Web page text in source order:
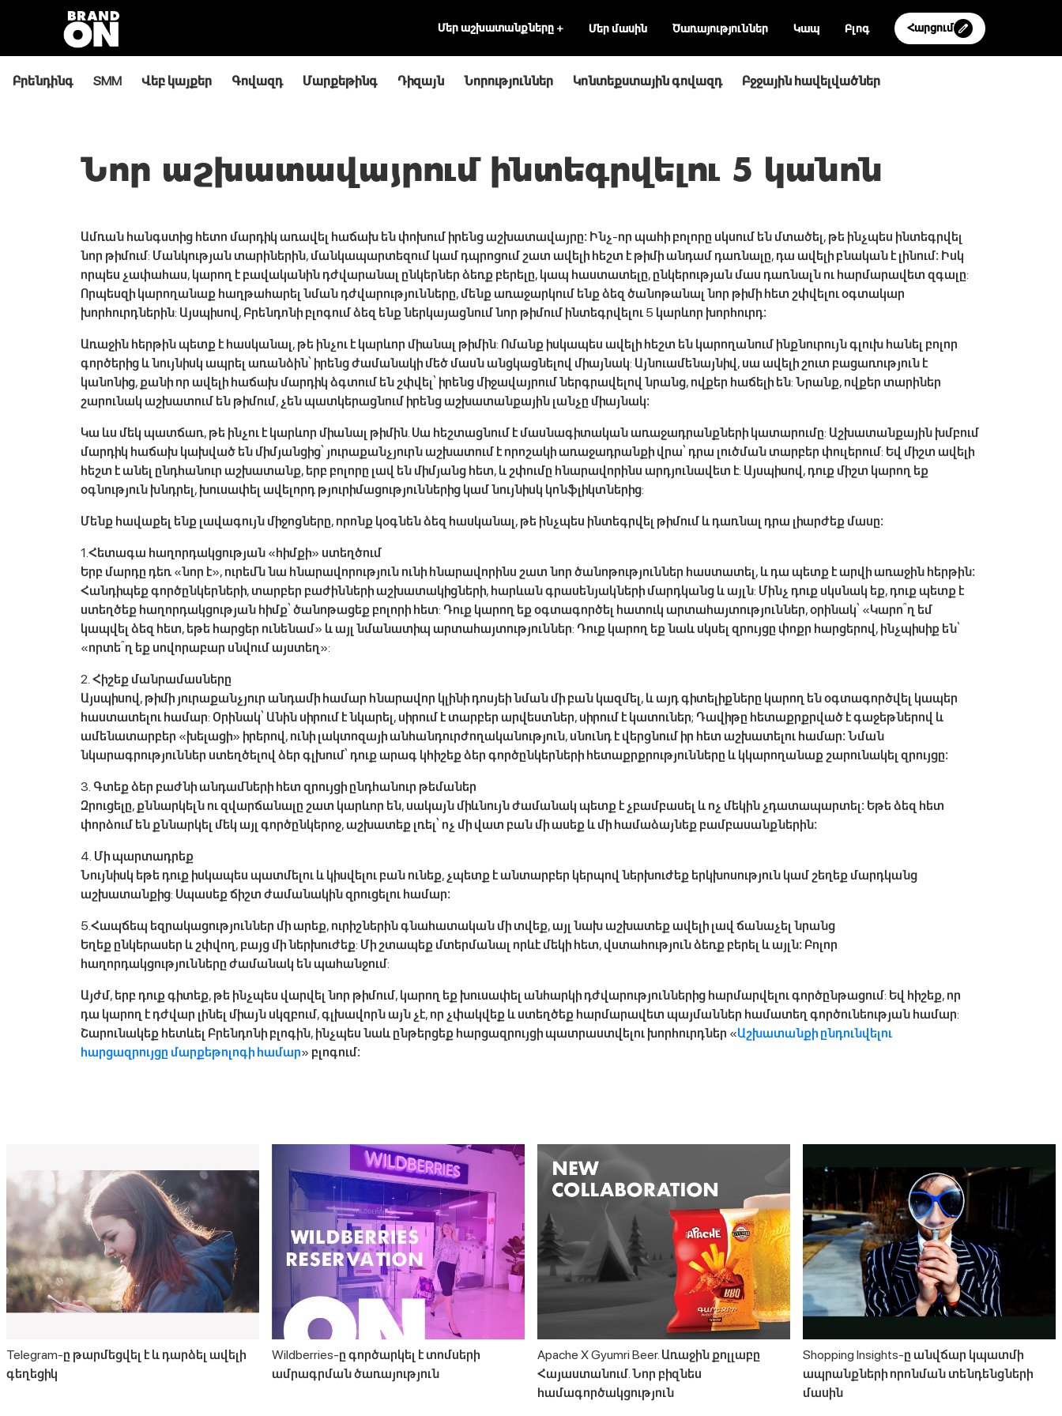
Մեր աշխատանքները + Մեր մասին Ծառայություններ Կապ Բլոգ Հարցում
Բրենդինգ SMM Վեբ կայքեր Գովազդ Մարքեթինգ Դիզայն Նորություններ Կոնտեքստային գովազդ Բջջային հավելվածներ
Նոր աշխատավայրում ինտեգրվելու 5 կանոն
Ամռան հանգստից հետո մարդիկ առավել հաճախ են փոխում իրենց աշխատավայրը։ Ինչ-որ պահի բոլորը սկսում են մտածել, թե ինչպես ինտեգրվել
նոր թիմում: Մանկության տարիներին, մանկապարտեզում կամ դպրոցում շատ ավելի հեշտ է թիմի անդամ դառնալը, դա ավելի բնական է լինում։ Իսկ
որպես չափահաս, կարող է բավականին դժվարանալ ընկերներ ձեռք բերելը, կապ հաստատելը, ընկերության մաս դառնալն ու հարմարավետ զգալը:
Որպեսզի կարողանաք հաղթահարել նման դժվարությունները, մենք առաջարկում ենք ձեզ ծանոթանալ նոր թիմի հետ շփվելու օգտակար
խորհուրդներին: Այսպիսով, Բրենդոնի բլոգում ձեզ ենք ներկայացնում նոր թիմում ինտեգրվելու 5 կարևոր խորհուրդ։
Առաջին հերթին պետք է հասկանալ, թե ինչու է կարևոր միանալ թիմին: Ոմանք իսկապես ավելի հեշտ են կարողանում ինքնուրույն գլուխ հանել բոլոր
գործերից և նույնիսկ ապրել առանձին՝ իրենց ժամանակի մեծ մասն անցկացնելով միայնակ: Այնուամենայնիվ, սա ավելի շուտ բացառություն է
կանոնից, քանի որ ավելի հաճախ մարդիկ ձգտում են շփվել՝ իրենց միջավայրում ներգրավելով նրանց, ովքեր հաճելի են: Նրանք, ովքեր տարիներ
շարունակ աշխատում են թիմում, չեն պատկերացնում իրենց աշխատանքային լանչը միայնակ։
Կա ևս մեկ պատճառ, թե ինչու է կարևոր միանալ թիմին. Սա հեշտացնում է մասնագիտական ​​առաջադրանքների կատարումը: Աշխատանքային խմբում
մարդիկ հաճախ կախված են միմյանցից՝ յուրաքանչյուրն աշխատում է որոշակի առաջադրանքի վրա՝ դրա լուծման տարբեր փուլերում: Եվ միշտ ավելի
հեշտ է անել ընդհանուր աշխատանք, երբ բոլորը լավ են միմյանց հետ, և շփումը հնարավորինս արդյունավետ է: Այսպիսով, դուք միշտ կարող եք
օգնություն խնդրել, խուսափել ավելորդ թյուրիմացություններից կամ նույնիսկ կոնֆլիկտներից:
Մենք հավաքել ենք լավագույն միջոցները, որոնք կօգնեն ձեզ հասկանալ, թե ինչպես ինտեգրվել թիմում և դառնալ դրա լիարժեք մասը։
1․Հետագա հաղորդակցության «հիմքի» ստեղծում
Երբ մարդը դեռ «նոր է», ուրեմն նա հնարավորություն ունի հնարավորինս շատ նոր ծանոթություններ հաստատել, և դա պետք է արվի առաջին հերթին։
Հանդիպեք գործընկերների, տարբեր բաժինների աշխատակիցների, հարևան գրասենյակների մարդկանց և այլն: Մինչ դուք սկսնակ եք, դուք պետք է
ստեղծեք հաղորդակցության հիմք՝ ծանոթացեք բոլորի հետ: Դուք կարող եք օգտագործել հատուկ արտահայտություններ, օրինակ՝ «Կարո՞ղ եմ
կապվել ձեզ հետ, եթե հարցեր ունենամ» և այլ նմանատիպ արտահայտություններ: Դուք կարող եք նաև սկսել զրույցը փոքր հարցերով, ինչպիսիք են՝
«որտե՞ղ եք սովորաբար սնվում այստեղ»:
2․ Հիշեք մանրամասները
Այսպիսով, թիմի յուրաքանչյուր անդամի համար հնարավոր կլինի դոսյեի նման մի բան կազմել, և այդ գիտելիքները կարող են օգտագործվել կապեր
հաստատելու համար: Օրինակ՝ Անին սիրում է նկարել, սիրում է տարբեր արվեստներ, սիրում է կատուներ; Դավիթը հետաքրքրված է գաջեթներով և
ամենատարբեր «խելացի» իրերով, ունի լակտոզայի անհանդուրժողականություն, սնունդ է վերցնում իր հետ աշխատելու համար։ Նման
նկարագրություններ ստեղծելով ձեր գլխում՝ դուք արագ կհիշեք ձեր գործընկերների հետաքրքրությունները և կկարողանաք շարունակել զրույցը։
3․ Գտեք ձեր բաժնի անդամների հետ զրույցի ընդհանուր թեմաներ
Զրուցելը, քննարկելն ու զվարճանալը շատ կարևոր են, սակայն միևնույն ժամանակ պետք է չբամբասել և ոչ մեկին չդատապարտել։ Եթե ​​ձեզ հետ
փորձում են քննարկել մեկ այլ գործընկերոջ, աշխատեք լռել՝ ոչ մի վատ բան մի ասեք և մի համաձայնեք բամբասանքներին։
4․ Մի պարտադրեք
Նույնիսկ եթե դուք իսկապես պատմելու և կիսվելու բան ունեք, չպետք է անտարբեր կերպով ներխուժեք երկխոսություն կամ շեղեք մարդկանց
աշխատանքից: Սպասեք ճիշտ ժամանակին զրուցելու համար։
5․Հապճեպ եզրակացություններ մի արեք, ուրիշներին գնահատական ​​մի տվեք, այլ նախ աշխատեք ավելի լավ ճանաչել նրանց
Եղեք ընկերասեր և շփվող, բայց մի ներխուժեք: Մի շտապեք մտերմանալ որևէ մեկի հետ, վստահություն ձեռք բերել և այլն։ Բոլոր
հաղորդակցությունները ժամանակ են պահանջում:
Այժմ, երբ դուք գիտեք, թե ինչպես վարվել նոր թիմում, կարող եք խուսափել անհարկի դժվարություններից հարմարվելու գործընթացում: Եվ հիշեք, որ
դա կարող է դժվար լինել միայն սկզբում, գլխավորն այն չէ, որ չփակվեք և ստեղծեք հարմարավետ պայմաններ համատեղ գործունեության համար:
Շարունակեք հետևել Բրենդոնի բլոգին, ինչպես նաև ընթերցեք հարցազրույցի պատրաստվելու խորհուրդներ «Աշխատանքի ընդունվելու
հարցազրույցը մարքեթոլոգի համար» բլոգում։
Telegram-ը թարմեցվել է և դարձել ավելի
գեղեցիկ
Wildberries-ը գործարկել է տոմսերի
ամրագրման ծառայություն
Apache X Gyumri Beer. Առաջին քոլլաբը
Հայաստանում. Նոր բիզնես
համագործակցություն
Shopping Insights-ը անվճար կպատմի
ապրանքների որոնման տենդենցների
մասին